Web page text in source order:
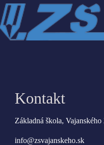
Kontakt
Základná škola,
info@zsvajanskeho.sk